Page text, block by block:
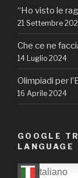
“Ho visto le
21 Settembre
Che ce ne
14 Luglio 2024
Olimpiadi per
16 Aprile 2024
GOOGLE
LANGUAGE
Italiano